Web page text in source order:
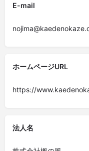
E-mail
ホームページURL
https://
法人名